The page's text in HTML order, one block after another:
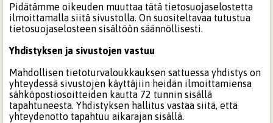
Pidätämme oikeuden muuttaa tätä tietosuojaselostetta
ilmoittamalla siitä sivustolla. On suositeltavaa tutustua
tietosuojaselosteen sisältöön säännöllisesti.
Yhdistyksen ja sivustojen vastuu
Mahdollisen tietoturvaloukkauksen sattuessa yhdistys on
yhteydessä sivustojen käyttäjiin heidän ilmoittamiensa
sähköpostiosoitteiden kautta 72 tunnin sisällä
tapahtuneesta. Yhdistyksen hallitus vastaa siitä, että
yhteydenotto tapahtuu aikarajan sisällä.